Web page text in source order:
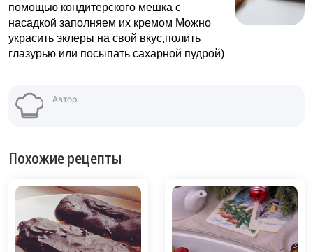
помощью кондитерского мешка с
насадкой заполняем их кремом Можно
украсить эклеры на свой вкус,полить
глазурью или посыпать сахарной пудрой)
Автор
Похожие рецепты